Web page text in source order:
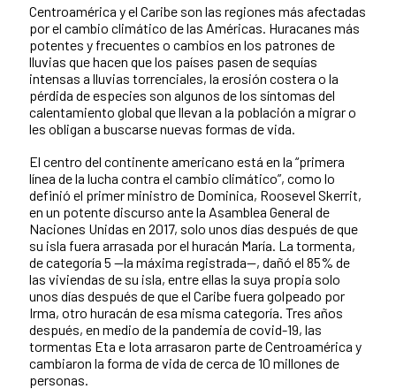
Centroamérica y el Caribe son las regiones más afectadas
por el cambio climático de las Américas. Huracanes más
potentes y frecuentes o cambios en los patrones de
lluvias que hacen que los países pasen de sequías
intensas a lluvias torrenciales, la erosión costera o la
pérdida de especies son algunos de los síntomas del
calentamiento global que llevan a la población a migrar o
les obligan a buscarse nuevas formas de vida.
El centro del continente americano está en la “primera
línea de la lucha contra el cambio climático”, como lo
definió el primer ministro de Dominica, Roosevel Skerrit,
en un potente discurso ante la Asamblea General de
Naciones Unidas en 2017, solo unos días después de que
su isla fuera arrasada por el huracán María. La tormenta,
de categoría 5 —la máxima registrada—, dañó el 85% de
las viviendas de su isla, entre ellas la suya propia solo
unos días después de que el Caribe fuera golpeado por
Irma, otro huracán de esa misma categoría. Tres años
después, en medio de la pandemia de covid-19, las
tormentas Eta e Iota arrasaron parte de Centroamérica y
cambiaron la forma de vida de cerca de 10 millones de
personas.